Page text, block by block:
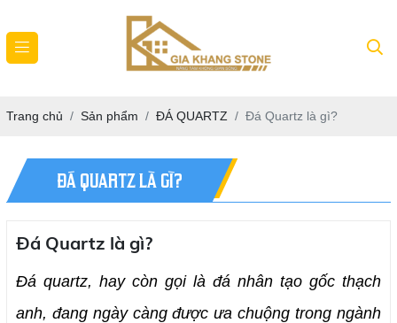
Trang chủ Sản phẩm ĐÁ QUARTZ Đá Quartz là gì?
ĐÁ QUARTZ LÀ GÌ?
Đá Quartz là gì?
Đá quartz, hay còn gọi là đá nhân tạo gốc thạch
anh, đang ngày càng được ưa chuộng trong ngành